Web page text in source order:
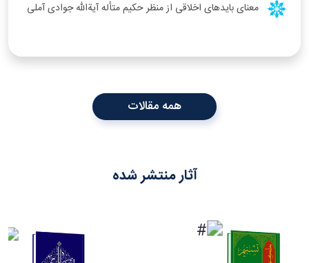
معنای بایدهای اخلاقی از منظر حکیم متأله آیةالله جوادی آملی
همه مقالات
آثار منتشر شده